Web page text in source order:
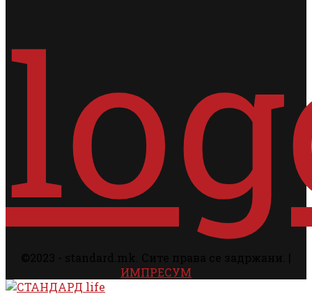
ИМПРЕСУМ
Facebook
Instagram
Email
Rss